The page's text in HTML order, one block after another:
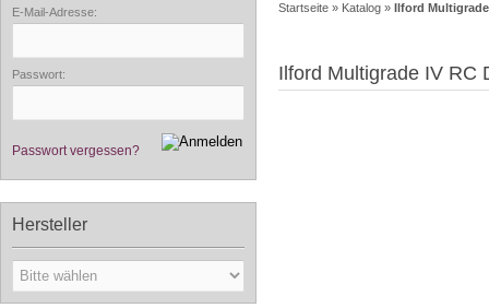
E-Mail-Adresse:
Passwort:
Passwort vergessen?
Hersteller
Startseite » Katalog » Ilford Multigrade
Ilford Multigrade IV RC